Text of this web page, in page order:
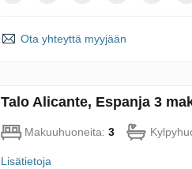
Ota yhteyttä myyjään
Talo Alicante, Espanja 3
Makuuhuoneita: 3
Lisätietoja